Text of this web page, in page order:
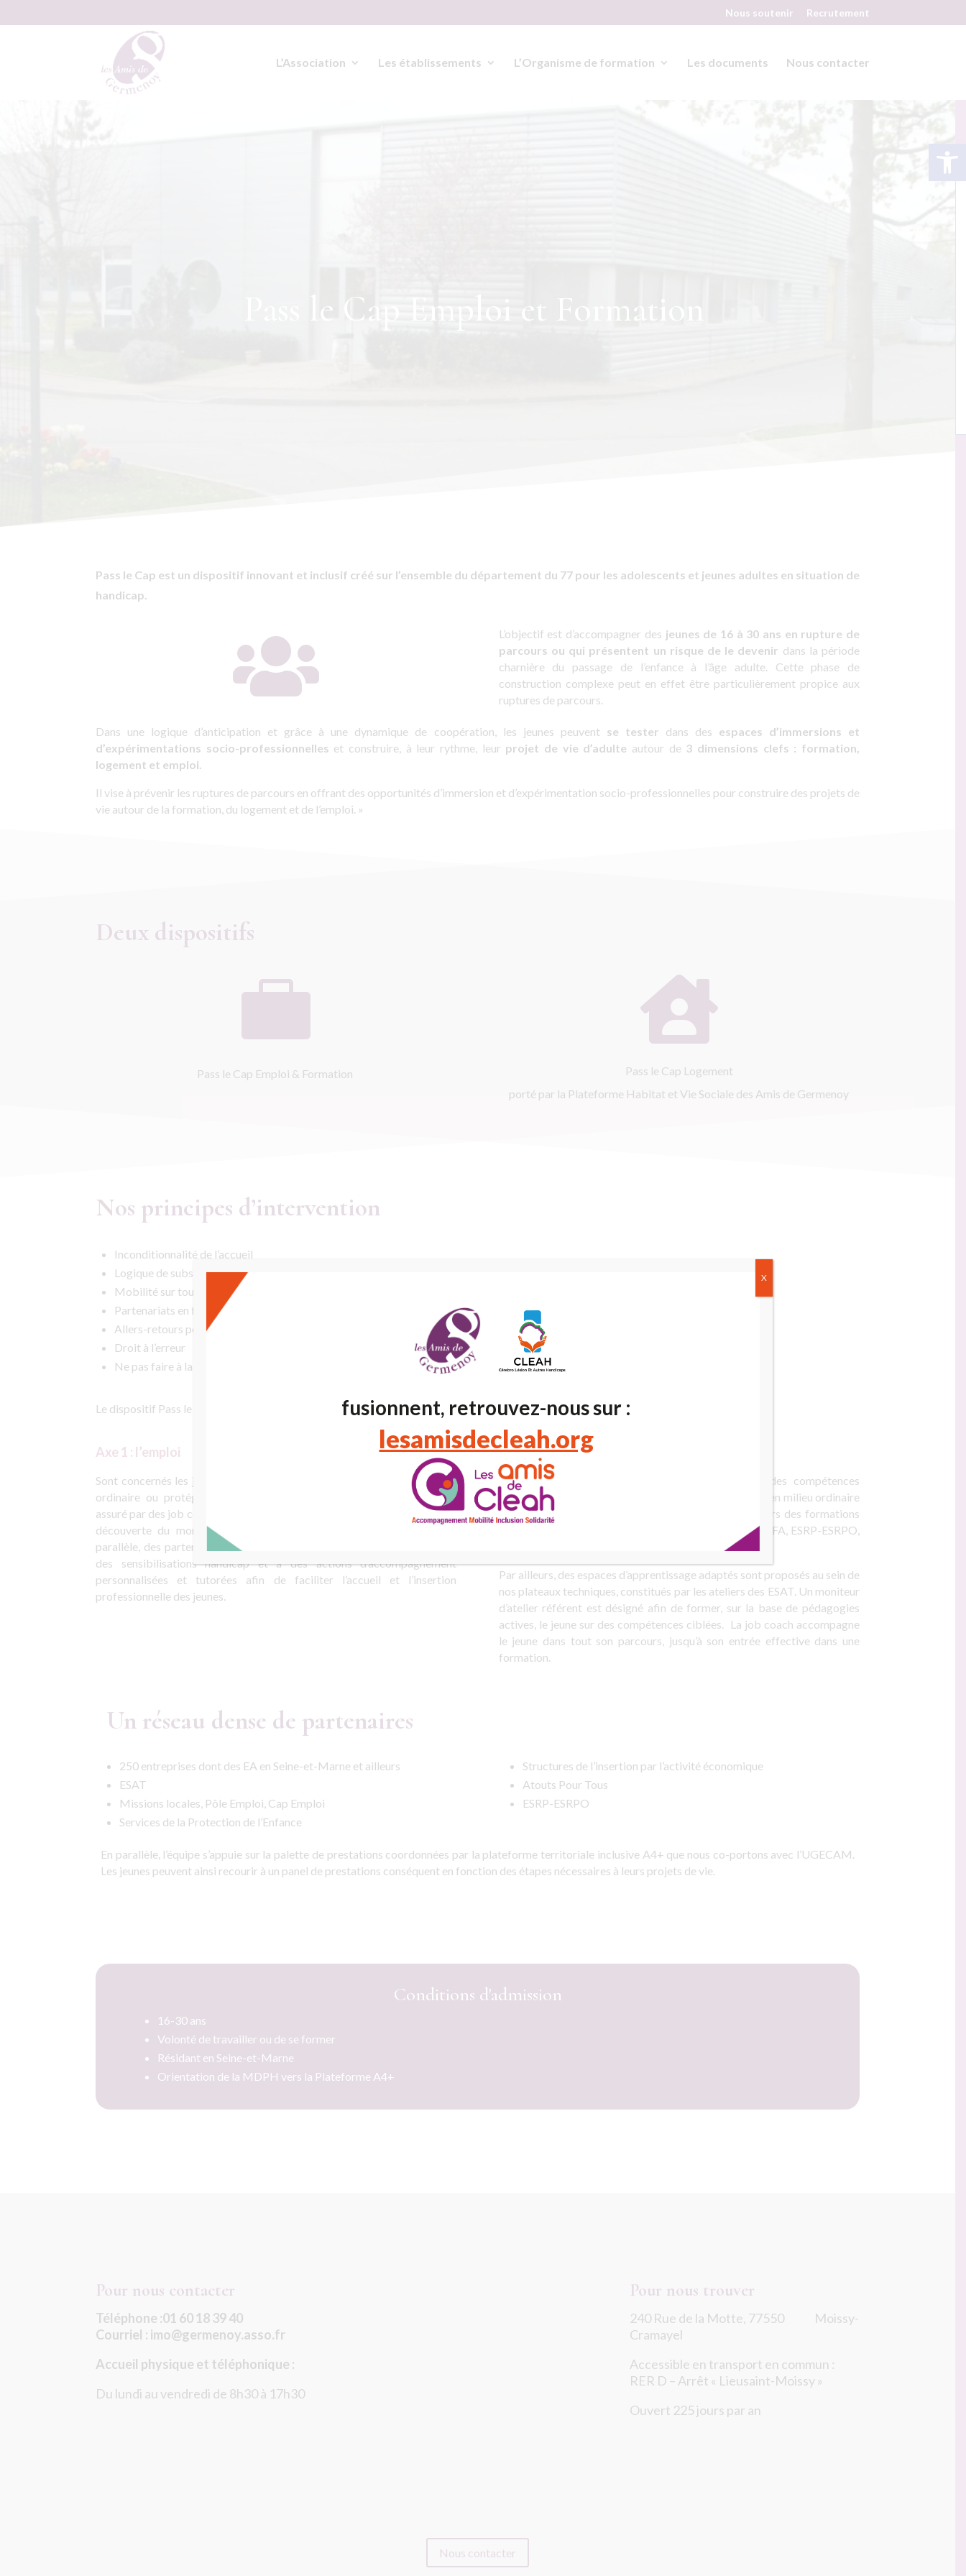
Ouvrir
Nous soutenir Recrutement
L’Association Les établissements L’Organisme de formation Les documents Nous contacter
Pass le Cap Emploi et Formation
Pass le Cap est un dispositif innovant et inclusif créé sur l’ensemble du département du 77 pour les adolescents et jeunes adultes en situation de
handicap.
 L’objectif est d’accompagner des jeunes de 16 à 30 ans en rupture de
parcours ou qui présentent un risque de le devenir dans la période
charnière du passage de l’enfance à l’âge adulte. Cette phase de
construction complexe peut en effet être particulièrement propice aux
ruptures de parcours.
Dans une logique d’anticipation et grâce à une dynamique de coopération, les jeunes peuvent se tester dans des espaces d’immersions et
d’expérimentations socio-professionnelles et construire, à leur rythme, leur projet de vie d’adulte autour de 3 dimensions clefs : formation,
logement et emploi.
Il vise à prévenir les ruptures de parcours en offrant des opportunités d’immersion et d’expérimentation socio-professionnelles pour construire des projets de
vie autour de la formation, du logement et de l’emploi. »
Deux dispositifs

Pass le Cap Emploi & Formation

Pass le Cap Logement
porté par la Plateforme Habitat et Vie Sociale des Amis de Germenoy
Nos principes d’intervention
Inconditionnalité de l’accueil
Logique de subsidiarité, privilégiant le droit commun
Mobilité sur tout le territoire pour Pass le Cap Emploi & Formation
Partenariats en fonction de chaque situation individuelle
Allers-retours possibles
Droit à l’erreur
Ne pas faire à la place de la personne, mais l’accompagner vers plus d’autonomie
Le dispositif Pass le Cap Emploi & Formation permet d’actionner 2 leviers selon la demande de la personne :
Axe 1 : l’emploi
Sont concernés les jeunes qui souhaitent travailler qu’il s’agisse du milieu
ordinaire ou protégé.
accompagnement individuel et collectifest
assuré par des job coach construction d’un projet professionnelet la
découverte du monde de l’entreprise jusqu’à l’accès à un emploi
parallèle, des partenariats entreprises
des sensibilisations handicapet à des actions d’accompagnement
personnalisées et tutorées afin de faciliter l’accueil et l’insertion
professionnelle des jeunes.
Axe 2 : la formation
Sont concernés les jeunes qui
souhaitent acquérir des compétences
nécessaires à la réalisation de leur projet professionnel en milieu ordinaire
ou protégé. Leur projet peut les amener à s’orienter vers des formations
certifiantes, qualifiantes ou autres, proposées par des CFA, ESRP-ESRPO,
Par ailleurs, des espaces d’apprentissage adaptés sont proposés au sein de
nos plateaux techniques, constitués par les ateliers des ESAT. Un moniteur
d’atelier référent est désigné afin de former, sur la base de pédagogies
actives, le jeune sur des compétences ciblées. La job coach accompagne
le jeune dans tout son parcours, jusqu’à son entrée effective dans une
formation.
Un réseau dense de partenaires
250 entreprises dont des EA en Seine-et-Marne et ailleurs
ESAT
Missions locales, Pôle Emploi, Cap Emploi
Services de la Protection de l’Enfance
Structures de l’insertion par l’activité économique
Atouts Pour Tous
ESRP-ESRPO
En parallèle, l’équipe s’appuie sur la palette de prestations coordonnées par la plateforme territoriale inclusive A4+ que nous co-portons avec l’UGECAM.
Les jeunes peuvent ainsi recourir à un panel de prestations conséquent en fonction des étapes nécessaires à leurs projets de vie.
Conditions d'admission
16-30 ans
Volonté de travailler ou de se former
Résidant en Seine-et-Marne
Orientation de la MDPH vers la Plateforme A4+
Pour nous contacter
Téléphone :01 60 18 39 40
Courriel : imo@germenoy.asso.fr
Accueil physique et téléphonique :
Du lundi au vendredi de 8h30 à 17h30
Nous contacter
Pour nous trouver
240 Rue de la Motte, 77550 Moissy-
Cramayel
Accessible en transport en commun :
RER D – Arrêt « Lieusaint-Moissy »
Ouvert 225 jours par an
fusionnent, retrouvez-nous sur :
lesamisdecleah.org
X